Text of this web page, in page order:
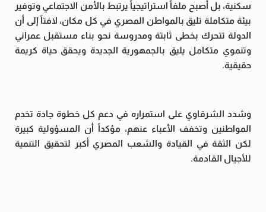
سكنية، بل أصبح ملفاً استراتيجياً يرتبط بالأمن الاجتماعي وتوفير
بيئة متكاملة تليق بالمواطن المصري في كل مكان، لافتاً إلى أن
الدولة تتحرك بخطى ثابتة ومدروسة نحو بناء مستقبل عمراني
وتنموي متكامل يليق بالجمهورية الجديدة ويحقق حياة كريمة
حقيقية.
وشدد الشرقاوي على استمراره في دعم كل خطوة جادة تخدم
المواطنين وتخفف الأعباء عنهم، مؤكداً أن المسؤولية كبيرة
لكن الثقة في القيادة والشعب المصري أكبر لتحقيق التنمية
للأجيال القادمة.